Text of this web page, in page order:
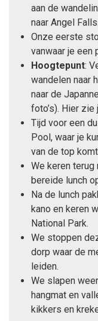
aan de
naar Angel Falls.
Onze eerste
vanwaar je een
Hoogtepunt:
wandelen naar
naar de
foto’s). Hier
Tijd voor een
Pool, waar je
van de top
We keren terug
bereide lunch
Na de lunch
kano en keren
National Park.
We stoppen
dorp waar de
leiden.
We slapen
hangmat en
kikkers en